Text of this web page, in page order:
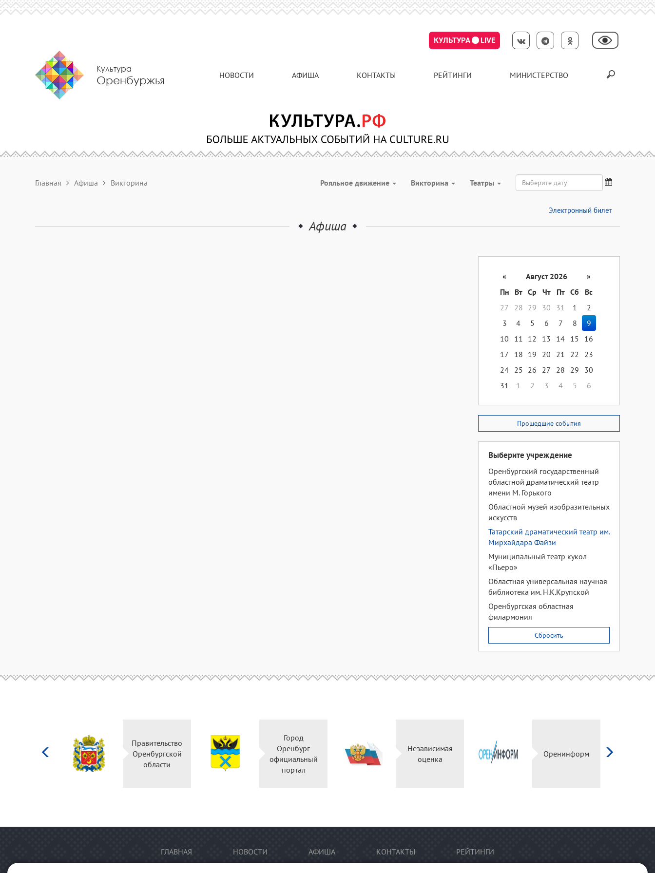
КУЛЬТУРА LIVE
Культура
Оренбуржья НОВОСТИ АФИША КОНТАКТЫ РЕЙТИНГИ МИНИСТЕРСТВО
Главная Афиша Викторина Рояльное движение Викторина Театры
Электронный билет
Афиша
« Август 2026
»
Пн
Вт Ср Чт Пт Сб
Вс
27
28 29 30 31 1
2
3
4 5 6 7 8
9
10
11 12 13 14 15
16
17
18 19 20 21 22
23
24 25 26 27 28 29
30
31
1 2 3 4 5 6
Прошедшие события
Выберите учреждение
Оренбургский государственный
областной драматический театр
имени М. Горького
Областной музей изобразительных
искусств
Татарский драматический театр им.
Мирхайдара Файзи
Муниципальный театр кукол
«Пьеро»
Областная универсальная научная
библиотека им. Н.К.Крупской
Оренбургская областная
филармония
Сбросить
Правительство
Оренбургской
области
Город
Оренбург
официальный
портал
Независимая
оценка
Оренинформ
ГЛАВНАЯ НОВОСТИ АФИША КОНТАКТЫ РЕЙТИНГИ